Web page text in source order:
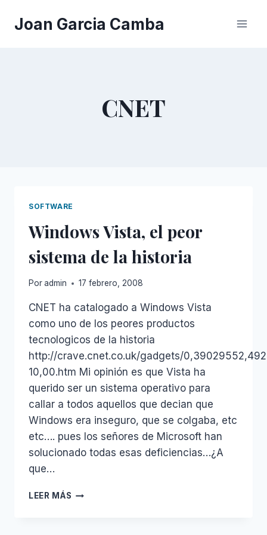
Joan Garcia Camba
CNET
SOFTWARE
Windows Vista, el peor
sistema de la historia
Poradmin 17 febrero, 2008
CNET ha catalogado a Windows Vista
como uno de los peores productos
tecnologicos de la historia
http://crave.cnet.co.uk/gadgets/
10,00.htm Mi opinión es que Vista ha
querido ser un sistema operativo para
callar a todos aquellos que decian que
Windows era inseguro, que se colgaba, etc
etc…. pues los señores de Microsoft han
solucionado todas esas deficiencias…¿A
que…
LEER MÁS WINDOWS